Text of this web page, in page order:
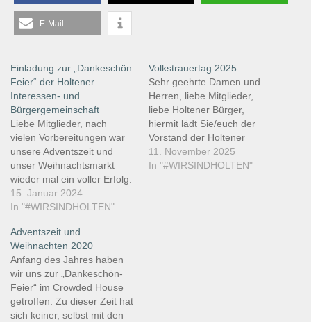
E-Mail
Einladung zur „Dankeschön
Feier“ der Holtener
Interessen- und
Bürgergemeinschaft
Liebe Mitglieder, nach
vielen Vorbereitungen war
unsere Adventszeit und
unser Weihnachtsmarkt
wieder mal ein voller Erfolg.
Für die viele Hilfe und
Unterstützung wollen wir
Dankeschön einladen. Am
Samstag dem 03.02.2024
um 19.00 Uhr sind alle
Helfer und Unterstützer zu
einem gemütlichen Abend
im Holtener Kastell…
15. Januar 2024
In "#WIRSINDHOLTEN"
Volkstrauertag 2025
Sehr geehrte Damen und
Herren, liebe Mitglieder,
liebe Holtener Bürger,
hiermit lädt Sie/euch der
Vorstand der Holtener
Interessen- und
Bürgergemeinschaft e.V.ein
11. November 2025
In "#WIRSINDHOLTEN"
Adventszeit und
Weihnachten 2020
Anfang des Jahres haben
wir uns zur „Dankeschön-
Feier“ im Crowded House
getroffen. Zu dieser Zeit hat
sich keiner, selbst mit den